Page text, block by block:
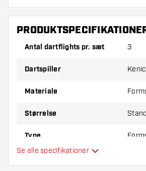
kan kun bruges sammen med
Dartshopper-tip!
Sørg for, at du har masser af
knækket ved brug.
anden tykkelse på flights for at
Antal dartflights pr. sæt 3
Dartspiller
Materiale
Størrelse
Type
Se alle specifikationer